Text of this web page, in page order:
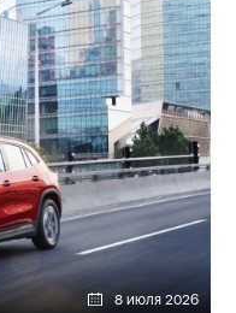
8 июля 2026